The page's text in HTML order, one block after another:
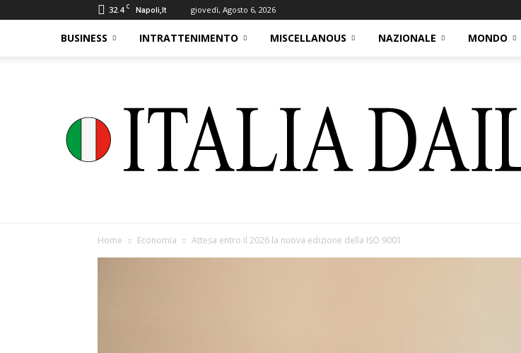
32.4 C Napoli,It giovedì, Agosto 6, 2026
BUSINESS INTRATTENIMENTO MISCELLANOUS NAZIONALE MONDO
Home Economia Attesa entro il 2026 la nuova edizione della ISO 9001